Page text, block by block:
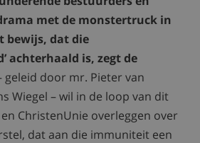
met de monstertruck in
bewijs, dat die
achterhaald is, zegt de
geleid door mr. Pieter van
Wiegel – wil in de loop van dit
ChristenUnie overleggen over
dat aan die immuniteit een